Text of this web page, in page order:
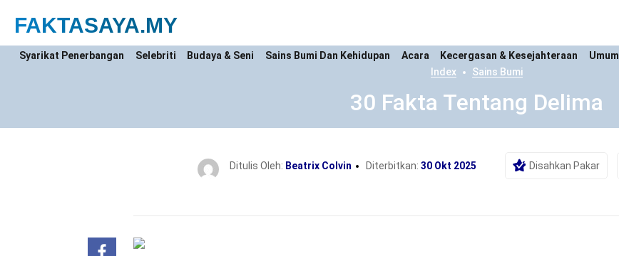
FAKTASAYA.MY
Syarikat Penerbangan Selebriti Budaya & Seni Sains Bumi Dan Kehidupan Acara Kecergasan & Kesejahteraan Umum
Index
Sains Bumi
30 Fakta Tentang Delima
Ditulis Oleh: Beatrix Colvin Diterbitkan: 30 Okt 2025 Disahkan Pakar